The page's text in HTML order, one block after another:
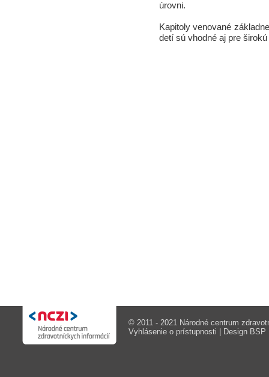
úrovni.
Kapitoly venované
detí sú vhodné aj pre
© 2011 - 2021 Národné centrum
Vyhlásenie o prístupnosti | Design BSP